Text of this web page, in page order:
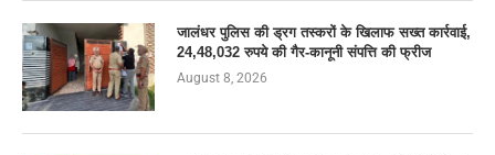
जालंधर पुलिस की ड्रग तस्करों के खिलाफ सख्त कार्रवाई,
24,48,032 रुपये की गैर-कानूनी संपत्ति की फ्रीज
August 8, 2026